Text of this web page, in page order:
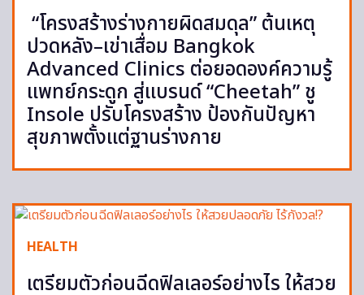
“โครงสร้างร่างกายผิดสมดุล” ต้นเหตุ
ปวดหลัง–เข่าเสื่อม Bangkok
Advanced Clinics ต่อยอดองค์ความรู้
แพทย์กระดูก สู่แบรนด์ “Cheetah” ชู
Insole ปรับโครงสร้าง ป้องกันปัญหา
สุขภาพตั้งแต่ฐานร่างกาย
HEALTH
เตรียมตัวก่อนฉีดฟิลเลอร์อย่างไร ให้สวย